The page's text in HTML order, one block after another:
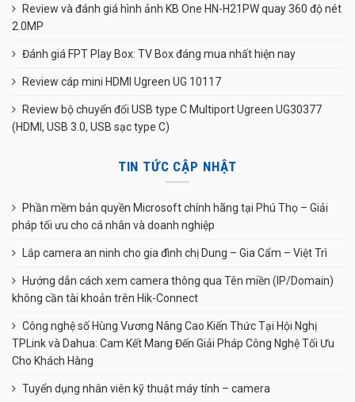
Review và đánh giá hình ảnh KB One HN-H21PW quay 360 độ nét
2.0MP
Đánh giá FPT Play Box: TV Box đáng mua nhất hiện nay
Review cáp mini HDMI Ugreen UG 10117
Review bộ chuyển đổi USB type C Multiport Ugreen UG30377
(HDMI, USB 3.0, USB sạc type C)
TIN TỨC CẬP NHẬT
Phần mềm bản quyền Microsoft chính hãng tại Phú Thọ – Giải
pháp tối ưu cho cá nhân và doanh nghiệp
Lắp camera an ninh cho gia đình chị Dung – Gia Cẩm – Việt Trì
Hướng dẫn cách xem camera thông qua Tên miền (IP/Domain)
không cần tài khoản trên Hik-Connect
Công nghệ số Hùng Vương Nâng Cao Kiến Thức Tại Hội Nghị
TPLink và Dahua: Cam Kết Mang Đến Giải Pháp Công Nghệ Tối Ưu
Cho Khách Hàng
Tuyển dụng nhân viên kỹ thuật máy tính – camera